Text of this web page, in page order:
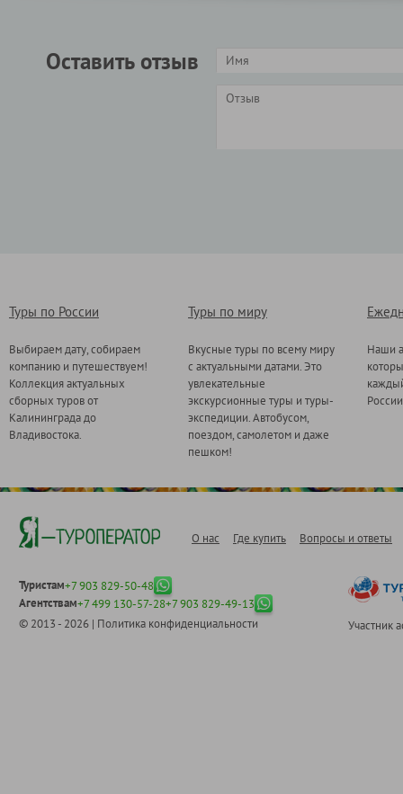
Оставить отзыв
Туры по России
Выбираем дату, собираем
компанию и путешествуем!
Коллекция актуальных
сборных туров от
Калининграда до
Владивостока.
Туры по миру
Вкусные туры по всему миру
с актуальными датами. Это
увлекательные
экскурсионные туры и туры-
экспедиции. Автобусом,
поездом, самолетом и даже
пешком!
Наши
О нас Где купить Вопросы и ответы
Туристам+7 903 829-50-48
Агентствам+7 499 130-57-28+7 903 829-49-13
© 2013 - 2026 | Политика конфиденциальности Участник